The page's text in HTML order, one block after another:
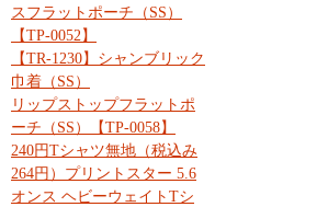
スフラットポーチ（SS）
【TP-0052】
【TR-1230】シャンブリック
巾着（SS）
リップストップフラットポ
ーチ（SS）【TP-0058】
240円Tシャツ無地（税込み
264円）プリントスター 5.6
オンス ヘビーウェイトTシ